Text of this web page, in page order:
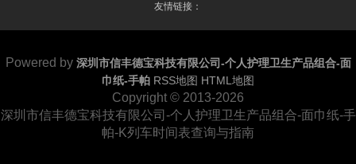
友情链接：
Powered by 深圳市信丰德宝科技有限公司-个人护理卫生产品组合-面
巾纸-手帕 RSS地图 HTML地图
Copyright © 2013-2026
深圳市信丰德宝科技有限公司-个人护理卫生产品组合-面巾纸-手
帕-K列车时间表查询与指南